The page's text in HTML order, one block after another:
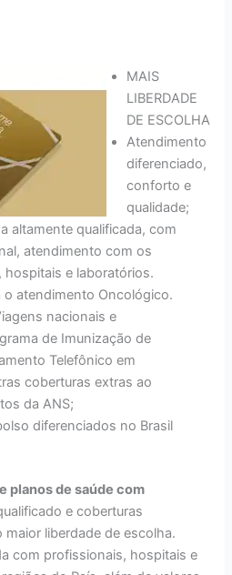
MAIS
LIBERDADE
DE ESCOLHA
Atendimento
diferenciado,
conforto e
qualidade;
altamente qualificada, com
atendimento com os
hospitais e laboratórios.
o atendimento Oncológico.
nacionais e
de Imunização de
Telefônico em
coberturas extras ao
da ANS;
diferenciados no Brasil
planos de saúde com
e coberturas
liberdade de escolha.
com profissionais, hospitais e